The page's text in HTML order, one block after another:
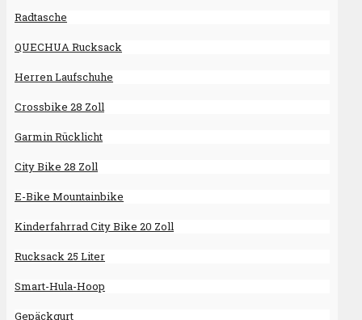
Radtasche
QUECHUA Rucksack
Herren Laufschuhe
Crossbike 28 Zoll
Garmin Rücklicht
City Bike 28 Zoll
E-Bike Mountainbike
Kinderfahrrad City Bike 20 Zoll
Rucksack 25 Liter
Smart-Hula-Hoop
Gepäckgurt